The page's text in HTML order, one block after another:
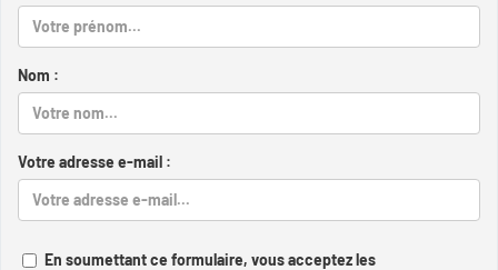
Nom :
Votre adresse e-mail :
En soumettant ce formulaire, vous acceptez les